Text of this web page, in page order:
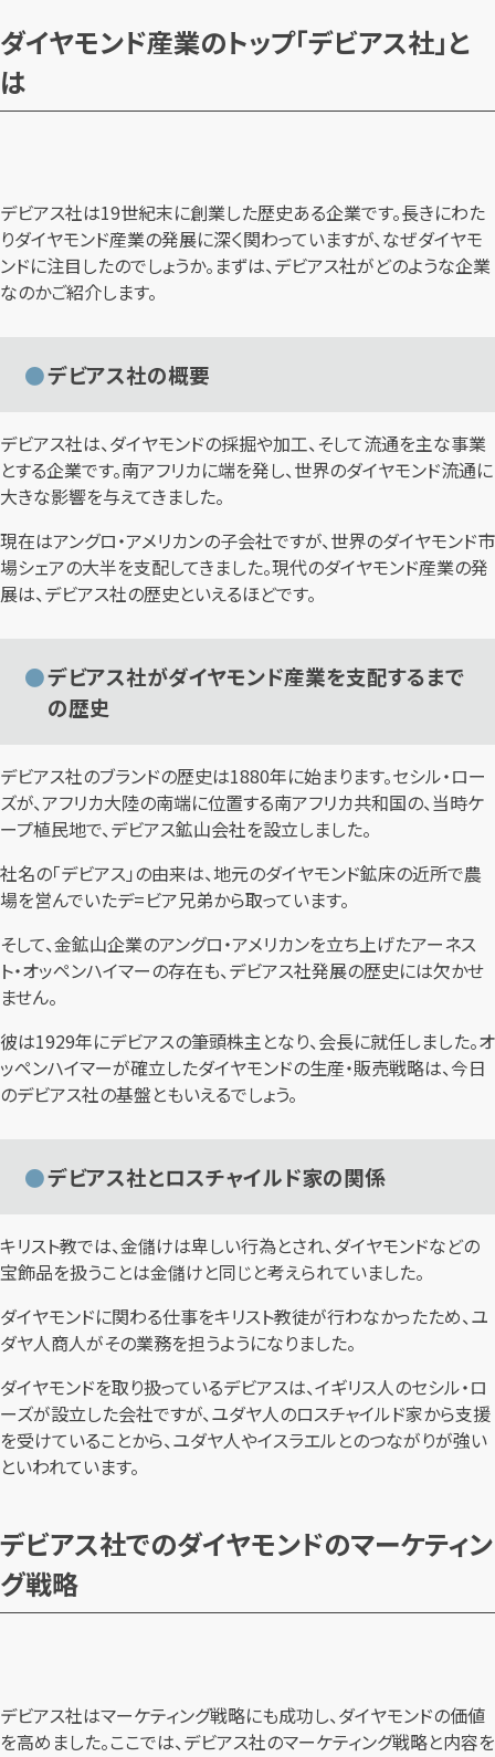
ダイヤモンド産業のトップ「デビアス社」と
は
デビアス社は19世紀末に創業した歴史ある企業です。長きにわた
りダイヤモンド産業の発展に深く関わっていますが、なぜダイヤモ
ンドに注目したのでしょうか。まずは、デビアス社がどのような企業
なのかご紹介します。
デビアス社の概要
デビアス社は、ダイヤモンドの採掘や加工、そして流通を主な事業
とする企業です。南アフリカに端を発し、世界のダイヤモンド流通に
大きな影響を与えてきました。
現在はアングロ・アメリカンの子会社ですが、世界のダイヤモンド市
場シェアの大半を支配してきました。現代のダイヤモンド産業の発
展は、デビアス社の歴史といえるほどです。
デビアス社がダイヤモンド産業を支配するまで
の歴史
デビアス社のブランドの歴史は1880年に始まります。セシル・ロー
ズが、アフリカ大陸の南端に位置する南アフリカ共和国の、当時ケ
ープ植民地で、デビアス鉱山会社を設立しました。
社名の「デビアス」の由来は、地元のダイヤモンド鉱床の近所で農
場を営んでいたデ=ビア兄弟から取っています。
そして、金鉱山企業のアングロ・アメリカンを立ち上げたアーネス
ト・オッペンハイマーの存在も、デビアス社発展の歴史には欠かせ
ません。
彼は1929年にデビアスの筆頭株主となり、会長に就任しました。オ
ッペンハイマーが確立したダイヤモンドの生産・販売戦略は、今日
のデビアス社の基盤ともいえるでしょう。
デビアス社とロスチャイルド家の関係
キリスト教では、金儲けは卑しい行為とされ、ダイヤモンドなどの
宝飾品を扱うことは金儲けと同じと考えられていました。
ダイヤモンドに関わる仕事をキリスト教徒が行わなかったため、ユ
ダヤ人商人がその業務を担うようになりました。
ダイヤモンドを取り扱っているデビアスは、イギリス人のセシル・ロ
ーズが設立した会社ですが、ユダヤ人のロスチャイルド家から支援
を受けていることから、ユダヤ人やイスラエルとのつながりが強い
といわれています。
デビアス社でのダイヤモンドのマーケティン
グ戦略
デビアス社はマーケティング戦略にも成功し、ダイヤモンドの価値
を高めました。ここでは、デビアス社のマーケティング戦略と内容を